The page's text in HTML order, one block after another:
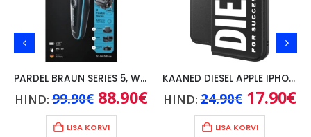
PARDEL BRAUN SERIES 5, WET/DRY, MUST
HIND:99.90€ Algne
hind
oli:
99.90€.
88.90€Praegune
hind
LISA KORVI
KAANED DIESEL APPLE IPHONE 14, MUST
HIND:24.90€ Algne
hind
oli:
24.90€.
17.90€
LISA KORVI